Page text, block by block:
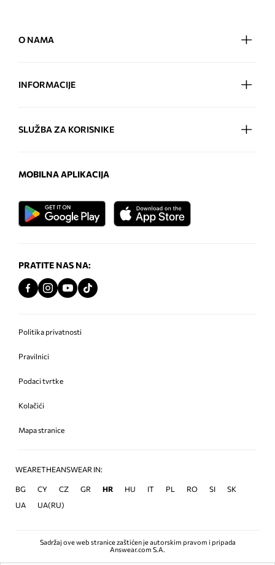
O NAMA
INFORMACIJE
SLUŽBA ZA KORISNIKE
MOBILNA APLIKACIJA
PRATITE NAS NA:
Politika privatnosti
Pravilnici
Podaci tvrtke
Kolačići
Mapa stranice
WEARETHEANSWEAR IN:
BG CY CZ GR HR HU IT PL RO SI
SK
UA
UA(RU)
Sadržaj ove web stranice zaštićen je autorskim pravom i pripada
Answear.com S.A.